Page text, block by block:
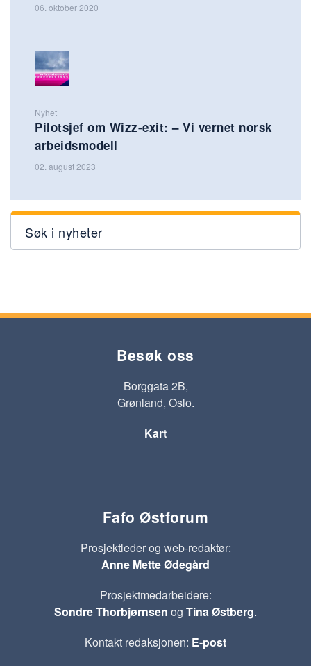
06. oktober 2020
Nyhet
Pilotsjef om Wizz-exit: – Vi vernet norsk
arbeidsmodell
02. august 2023
Søk i nyheter
Besøk oss
Borggata 2B,
Grønland, Oslo.
Kart
Fafo Østforum
Prosjektleder og web-redaktør:
Anne Mette Ødegård
Prosjektmedarbeidere:
Sondre Thorbjørnsen og Tina Østberg.
Kontakt redaksjonen: E-post